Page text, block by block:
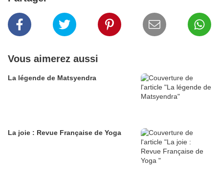
Vous aimerez aussi
La légende de Matsyendra
La joie : Revue Française de Yoga